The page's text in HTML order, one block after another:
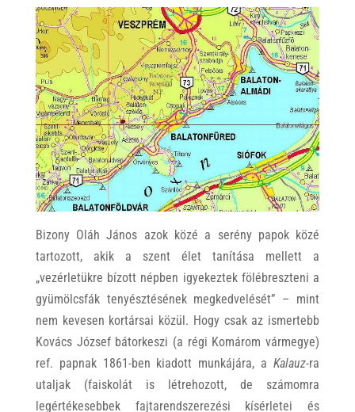
Bizony Oláh János azok közé a serény papok közé
tartozott, akik a szent élet tanítása mellett a
„vezérletükre bízott népben igyekeztek fölébreszteni a
gyümölcsfák tenyésztésének megkedvelését” – mint
nem kevesen kortársai közül. Hogy csak az ismertebb
Kovács József bátorkeszi (a régi Komárom vármegye)
ref. papnak 1861-ben kiadott munkájára, aKalauz-ra
utaljak (faiskolát is létrehozott, de számomra
legértékesebbek fajtarendszerezési kísérletei és